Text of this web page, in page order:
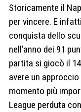
Storicamente il
per vincere. E
conquista dello
nell’anno dei 91
partita si giocò il
avere un
momento più
League perduta